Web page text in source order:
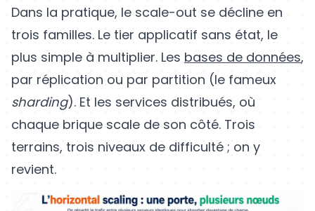
Dans la pratique, le scale-out se décline en
trois familles. Le tier applicatif sans état, le
plus simple à multiplier. Les bases de données,
par réplication ou par partition (le fameux
sharding). Et les services distribués, où
chaque brique scale de son côté. Trois
terrains, trois niveaux de difficulté ; on y
revient.